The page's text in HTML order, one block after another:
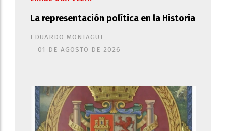
La representación política en la Historia
EDUARDO MONTAGUT
01 DE AGOSTO DE 2026